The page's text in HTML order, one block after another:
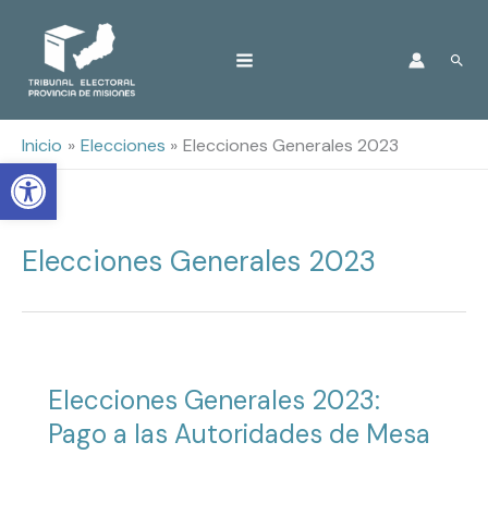
Open toolbar
Inicio Elecciones Elecciones Generales 2023
Elecciones Generales 2023
Elecciones Generales 2023:
Pago a las Autoridades de Mesa